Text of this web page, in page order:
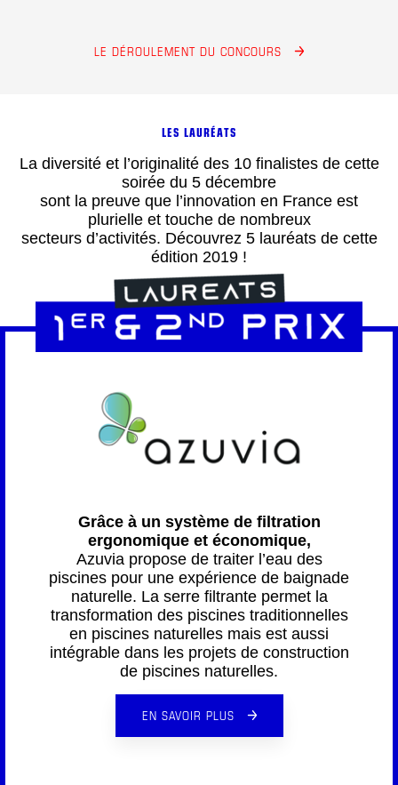
LE DÉROULEMENT DU CONCOURS
LES LAURÉATS
La diversité et l’originalité des 10 finalistes de cette
soirée du 5 décembre
sont la preuve que l’innovation en France est
plurielle et touche de nombreux
secteurs d’activités. Découvrez 5 lauréats de cette
édition 2019 !
Grâce à un système de filtration
ergonomique et économique,
Azuvia propose de traiter l’eau des
piscines pour une expérience de baignade
naturelle. La serre filtrante permet la
transformation des piscines traditionnelles
en piscines naturelles mais est aussi
intégrable dans les projets de construction
de piscines naturelles.
EN SAVOIR PLUS